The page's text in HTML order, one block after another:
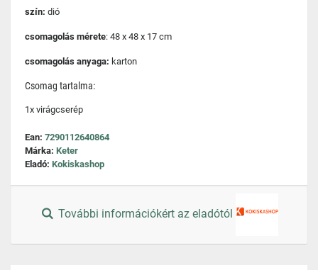
szín: dió
csomagolás mérete: 48 x 48 x 17 cm
csomagolás anyaga: karton
Csomag tartalma:
1x virágcserép
Ean: 7290112640864
Márka: Keter
Eladó: Kokiskashop
További információkért az eladótól